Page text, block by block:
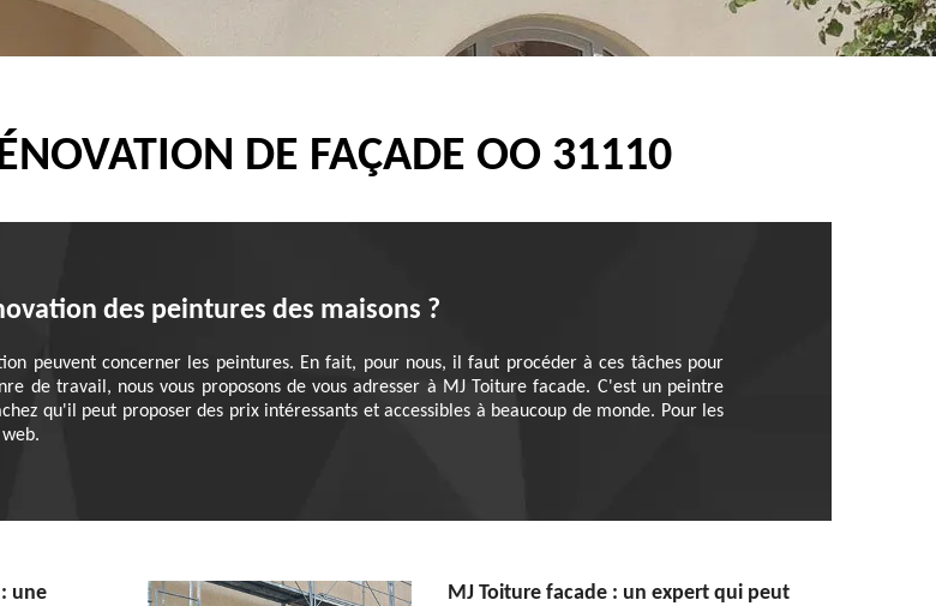
DE FAÇADE OO 31110
des peintures des maisons ?
peuvent concerner les peintures. En fait, pour nous, il faut procéder à ces tâches pour
de travail, nous vous proposons de vous adresser à MJ Toiture facade. C'est un peintre
qu'il peut proposer des prix intéressants et accessibles à beaucoup de monde. Pour les
une
MJ Toiture facade : un expert qui peut